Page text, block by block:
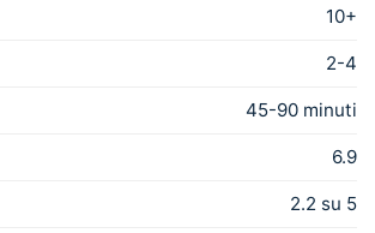
10+
2-4
45-90 minuti
6.9
2.2 su 5